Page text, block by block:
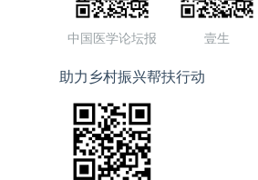
中国医学论坛报 壹生
助力乡村振兴帮扶行动